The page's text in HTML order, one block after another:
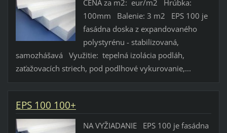
CENA za m2: eur/m2 Hrúbka:
100mm Balenie: 3 m2 EPS 100 je
fasádna doska z expandovaného
polystyrénu - stabilizovaná,
samozhášavá Využitie: tepelná izolácia podláh,
zaťažovacích striech, pod podlhové vykurovanie,...
EPS 100 100+
NA VYŽIADANIE EPS 100 je fasádna